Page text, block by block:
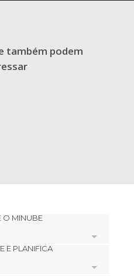
também podem
O MINUBE
E PLANIFICA